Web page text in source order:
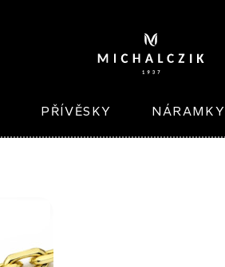
PŘÍVĚSKY NÁRAMKY